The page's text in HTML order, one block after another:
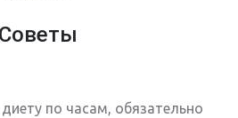
Советы
по часам, обязательно